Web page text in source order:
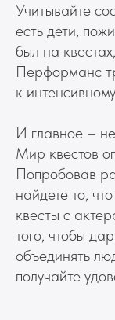
Учитывайте
есть дети,
был на
Перформанс
к
И главное –
Мир квестов
Попробовав
найдете то,
квесты с
того, чтобы
объединять
получайте